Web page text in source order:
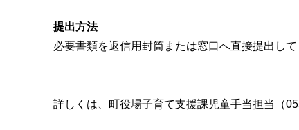
提出方法
必要書類を返信用封筒または窓口へ直接提出して
詳しくは、町役場子育て支援課児童手当担当（